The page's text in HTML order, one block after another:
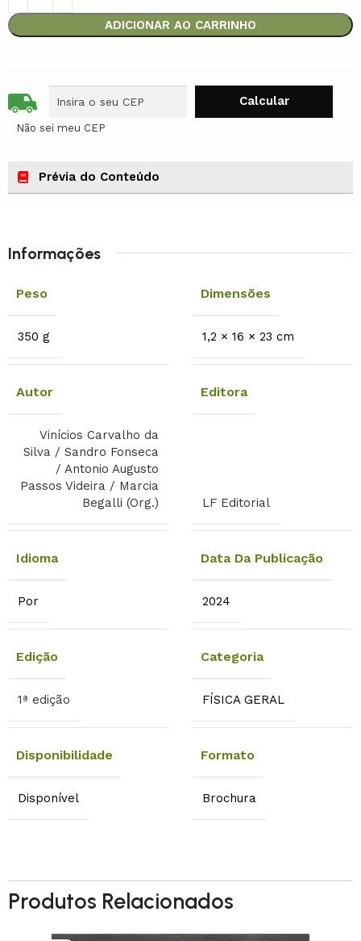
ADICIONAR AO CARRINHO
Não sei meu CEP
Prévia do Conteúdo
Informações
Peso
350 g
Dimensões
1,2 × 16 × 23 cm
Autor
Vinícios Carvalho da
Silva / Sandro Fonseca
/ Antonio Augusto
Passos Videira / Marcia
Begalli (Org.)
Editora
LF Editorial
Idioma
Por
Data Da Publicação
2024
Edição
1ª edição
Categoria
FÍSICA GERAL
Disponibilidade
Disponível
Formato
Brochura
Produtos Relacionados